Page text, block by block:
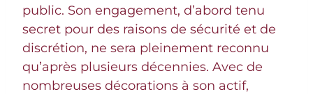
public. Son engagement, d’abord tenu
secret pour des raisons de sécurité et de
discrétion, ne sera pleinement reconnu
qu’après plusieurs décennies. Avec de
nombreuses décorations à son actif,